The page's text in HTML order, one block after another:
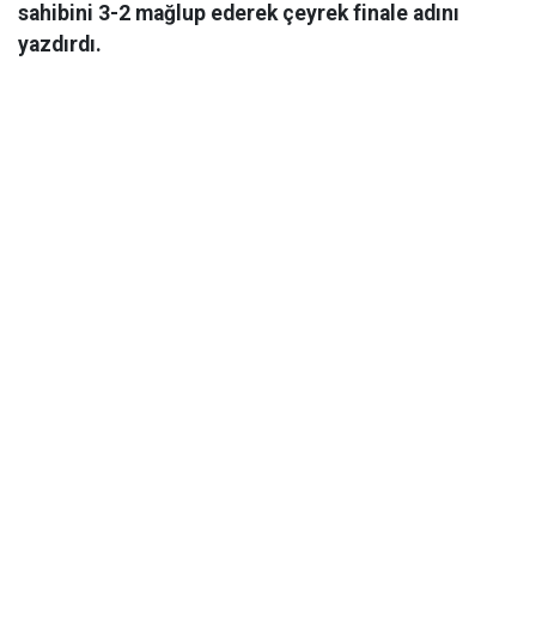
sahibini 3-2 mağlup ederek çeyrek finale adını
yazdırdı.